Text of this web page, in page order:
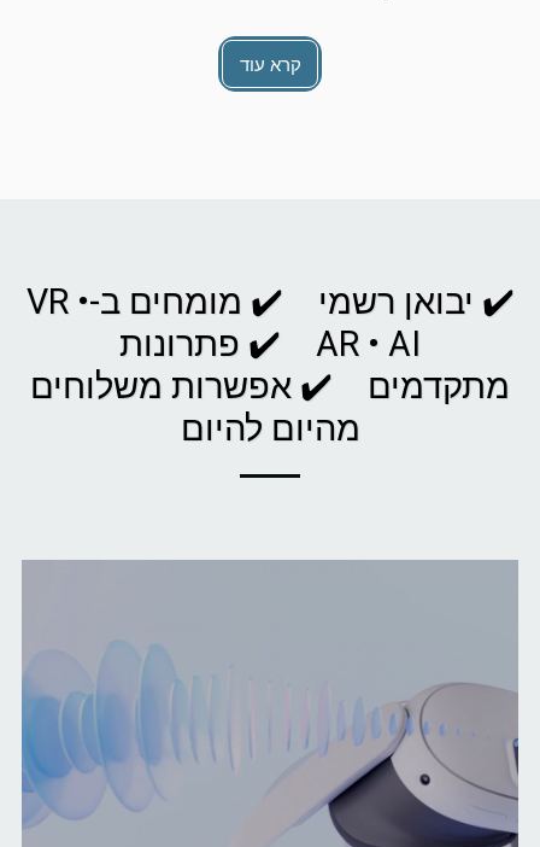
קרא עוד
✔️ יבואן רשמי ✔️ מומחים ב-VR •
AR • AI ✔️ פתרונות
מתקדמים ✔️ אפשרות משלוחים
מהיום להיום